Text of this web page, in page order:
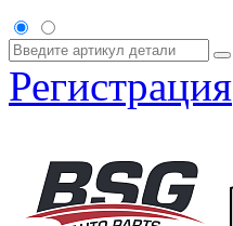
Регистрация